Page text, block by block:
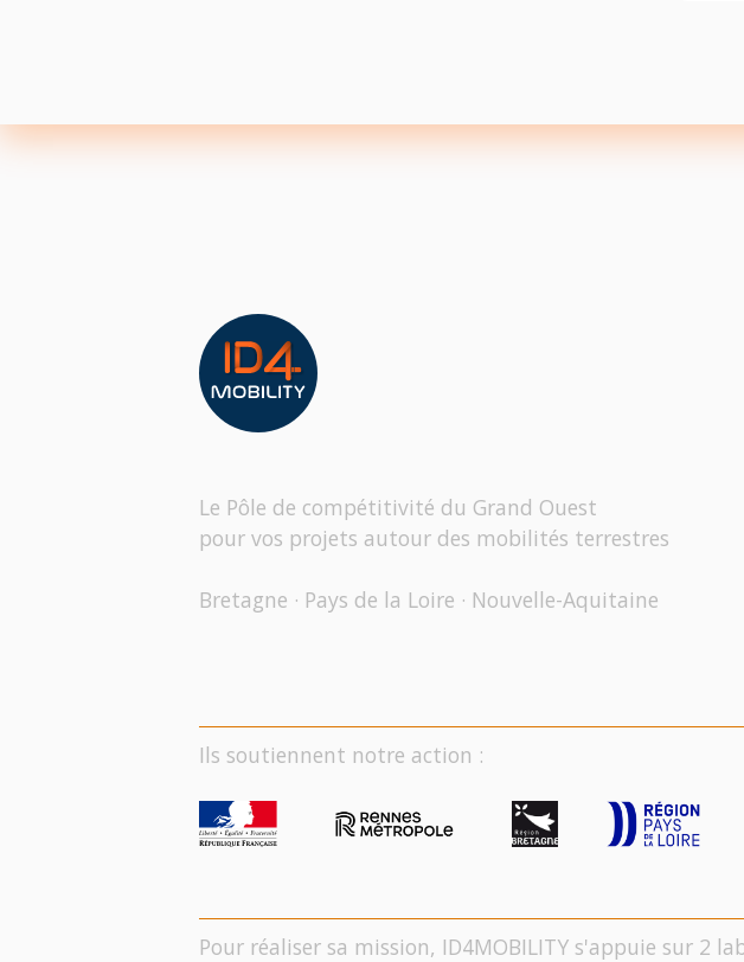
Le Pôle de compétitivité du Grand Ouest
pour vos projets autour des mobilités terrestres
Bretagne · Pays de la Loire · Nouvelle-Aquitaine
Ils soutiennent notre action :
Pour réaliser sa mission, ID4MOBILITY s'appuie sur 2